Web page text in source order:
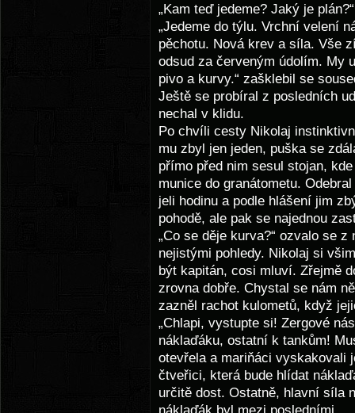
„Kam teď jedeme? Jaký je
„Jedeme do týlu. Vrchní velení
pěchotu. Nová krev a síla. Vše
odsud za červeným údolím. My
pivo a kurvy.“ zašklebil se
Ještě se probíral z posledních
nechal v klidu.
Po chvíli cesty Nikolaj
mu zbyl jen jeden, puška se
přímo před nim sesul stojan,
munice do granátometu.
jeli hodinu a podle hlášení jim
pohodě, ale pak se najednou
„Co se děje kurva?“ ozvalo se
nejistými pohledy. Nikolaj si
být kapitán, cosi mluví. Zřejmě
zrovna dobře. Chystal se nám
zazněl rachot kulometů, když
„Chlapi, vystupte si! Zergové
náklaďáku, ostatní k tankům!
otevřela a mariňáci vyskakovali
čtveřici, která bude hlídat
určitě dost. Ostatně, hlavní síla
náklaďák byl mezi posledními.